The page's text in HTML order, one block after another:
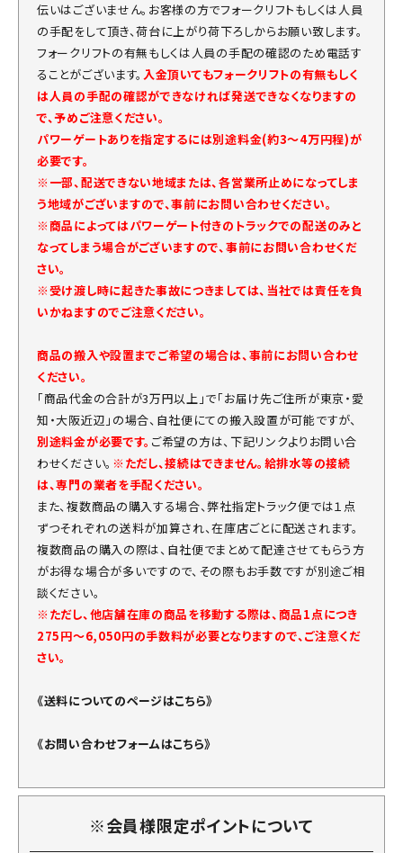
伝いはございません。お客様の方でフォークリフトもしくは人員
の手配をして頂き、荷台に上がり荷下ろしからお願い致します。
フォークリフトの有無もしくは人員の手配の確認のため電話す
ることがございます。 入金頂いてもフォークリフトの有無もしく
は人員の手配の確認ができなければ発送できなくなりますの
で、予めご注意ください。
パワーゲートありを指定するには別途料金(約3～4万円程)が
必要です。
※一部、配送できない地域または、各営業所止めになってしま
う地域がございますので、事前にお問い合わせください。
※商品によってはパワーゲート付きのトラックでの配送のみと
なってしまう場合がございますので、事前にお問い合わせくだ
さい。
※受け渡し時に起きた事故につきましては、当社では責任を負
いかねますのでご注意ください。
商品の搬入や設置までご希望の場合は、事前にお問い合わせ
ください。
「商品代金の合計が3万円以上」で「お届け先ご住所が東京・愛
知・大阪近辺」の場合、自社便にての搬入設置が可能ですが、
別途料金が必要です。 ご希望の方は、下記リンクよりお問い合
わせください。 ※ただし、接続はできません。給排水等の接続
は、専門の業者を手配ください。
また、複数商品の購入する場合、弊社指定トラック便では１点
ずつそれぞれの送料が加算され、在庫店ごとに配送されます。
複数商品の購入の際は、自社便でまとめて配達させてもらう方
がお得な場合が多いですので、その際もお手数ですが別途ご相
談ください。
※ただし、他店舗在庫の商品を移動する際は、商品1点につき
275円～6,050円の手数料が必要となりますので、ご注意くだ
さい。
《送料についてのページはこちら》
《お問い合わせフォームはこちら》
※会員様限定ポイントについて